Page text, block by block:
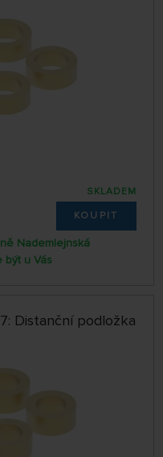
SKLADEM
KOUPIT
Nademlejnská
být u Vás
Distanční podložka